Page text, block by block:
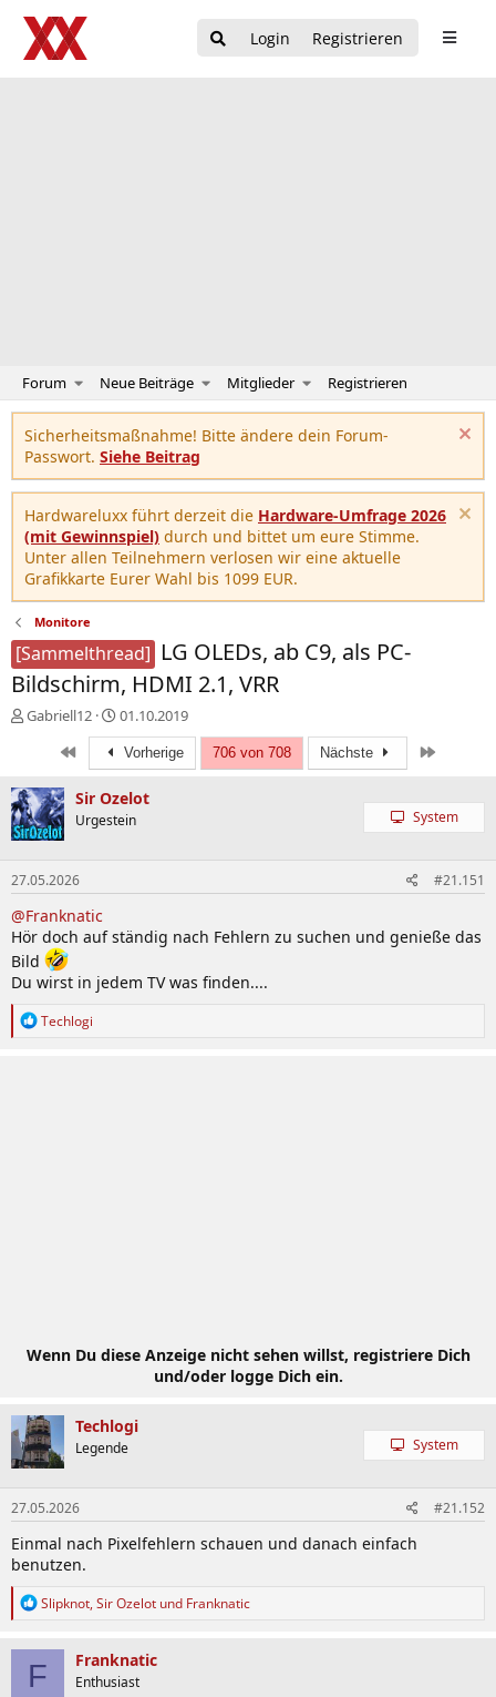
Login Registrieren
Forum Neue Beiträge Mitglieder Registrieren
Sicherheitsmaßnahme! Bitte ändere dein Forum-
Passwort. Siehe Beitrag
Hardwareluxx führt derzeit die Hardware-Umfrage 2026
(mit Gewinnspiel) durch und bittet um eure Stimme.
Unter allen Teilnehmern verlosen wir eine aktuelle
Grafikkarte Eurer Wahl bis 1099 EUR.
Monitore
[Sammelthread] LG OLEDs, ab C9, als PC-
Bildschirm, HDMI 2.1, VRR
E
e
l
l
r
Gabriell12
E
r
s
t
e
l
m
01.10.2019
Erste Vorherige 706 von 708 Nächste
Sir Ozelot
Urgestein System
27.05.2026 #21.151
@Franknatic
Hör doch auf ständig nach Fehlern zu suchen und genieße das
Bild
Du wirst in jedem TV was finden....
R
Techlogi
Wenn Du diese Anzeige nicht sehen willst, registriere Dich
und/oder logge Dich ein.
Techlogi
Legende System
27.05.2026 #21.152
Einmal nach Pixelfehlern schauen und danach einfach
benutzen.
R
k
t
Slipknot, Sir Ozelot und Franknatic
F Franknatic
Enthusiast